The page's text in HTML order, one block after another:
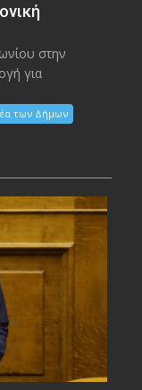
στην
για
των Δήμων